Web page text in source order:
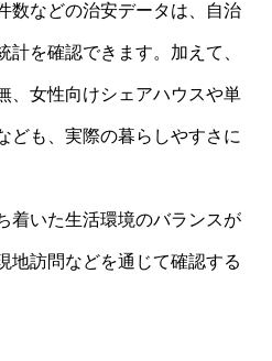
数などの治安データは、自治
を確認できます。加えて、
、女性向けシェアハウスや単
ども、実際の暮らしやすさに
着いた生活環境のバランスが
地訪問などを通じて確認する